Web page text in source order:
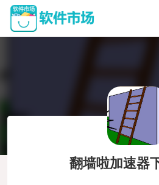
翻墙啦加速器